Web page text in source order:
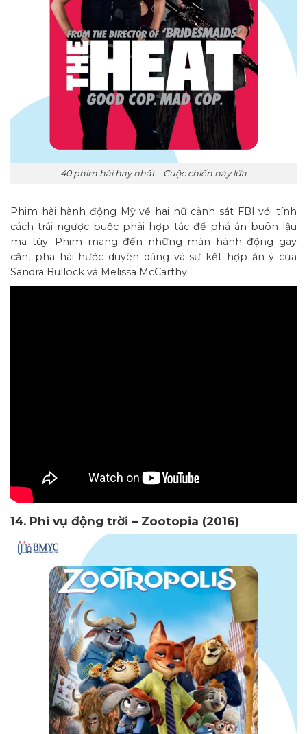
40 phim hài hay nhất – Cuộc chiến nảy lửa
Phim hài hành động Mỹ về hai nữ cảnh sát FBI với tính
cách trái ngược buộc phải hợp tác để phá án buôn lậu
ma túy. Phim mang đến những màn hành động gay
cấn, pha hài hước duyên dáng và sự kết hợp ăn ý của
Sandra Bullock và Melissa McCarthy.
14. Phi vụ động trời – Zootopia (2016)